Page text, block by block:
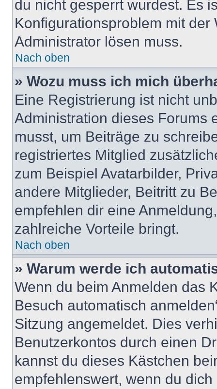
du nicht gesperrt wurdest. Es
Konfigurationsproblem mit
Administrator lösen muss.
Nach oben
» Wozu muss ich mich
Eine Registrierung ist nicht
Administration dieses Forums
musst, um Beiträge zu
registriertes Mitglied
zum Beispiel Avatarbilder,
andere Mitglieder, Beitritt zu
empfehlen dir eine
zahlreiche Vorteile bringt.
Nach oben
» Warum werde ich
Wenn du beim Anmelden das
Besuch automatisch
Sitzung angemeldet. Dies
Benutzerkontos durch einen
kannst du dieses Kästchen
empfehlenswert, wenn du